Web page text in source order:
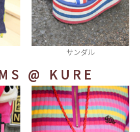
ブレスレット
@ KURE